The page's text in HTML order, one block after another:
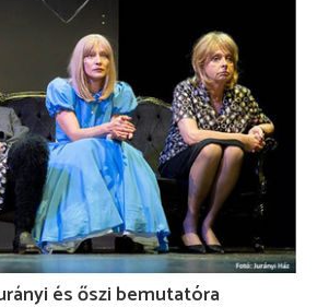
és őszi bemutatóra